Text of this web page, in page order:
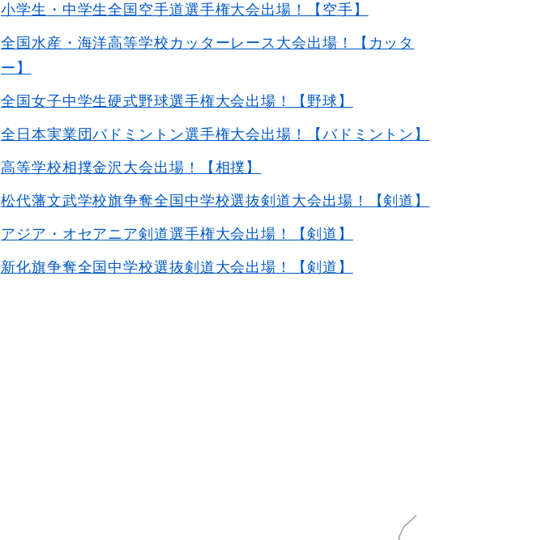
小学生・中学生全国空手道選手権大会出場！【空手】
全国水産・海洋高等学校カッターレース大会出場！【カッタ
ー】
全国女子中学生硬式野球選手権大会出場！【野球】
全日本実業団バドミントン選手権大会出場！【バドミントン】
高等学校相撲金沢大会出場！【相撲】
松代藩文武学校旗争奪全国中学校選抜剣道大会出場！【剣道】
アジア・オセアニア剣道選手権大会出場！【剣道】
新化旗争奪全国中学校選抜剣道大会出場！【剣道】